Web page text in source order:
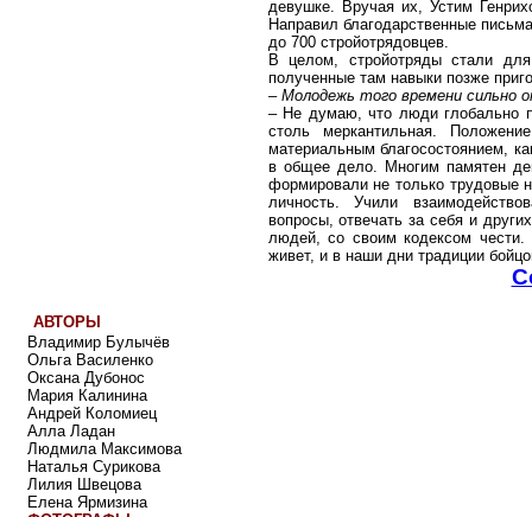
АВТОРЫ
Владимир Булычёв
Ольга Василенко
Оксана Дубонос
Мария Калинина
Андрей Коломиец
Алла Ладан
Людмила Максимова
Наталья Сурикова
Лилия Швецова
Елена Ярмизина
девушке. Вручая их, Устим
Направил благодарственные
до 700 стройотрядовцев.
В целом, стройотряды стали
полученные там навыки позже
– Молодежь того времени сильно
– Не думаю, что люди глобально
столь меркантильная.
материальным благосостоянием,
в общее дело. Многим памятен
формировали не только трудовые
личность. Учили
вопросы, отвечать за себя и
людей, со своим кодексом чести.
живет, и в наши дни традиции